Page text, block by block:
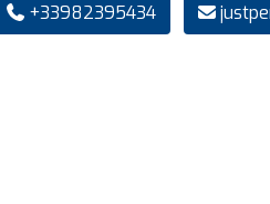
+33982395434